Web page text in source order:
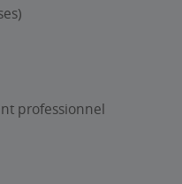
professionnel